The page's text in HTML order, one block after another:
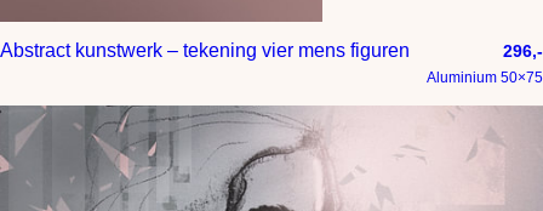
Abstract kunstwerk – tekening vier mens figuren 296,-
Aluminium 50×75